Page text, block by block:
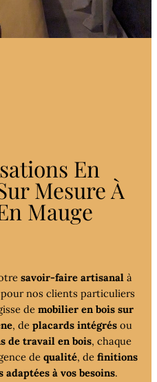
En
Mesure À
Mauge
savoir-faire artisanal à
nos clients particuliers
de mobilier en bois sur
, de placards intégrés ou
de travail en bois, chaque
de qualité, de finitions
adaptées à vos besoins.